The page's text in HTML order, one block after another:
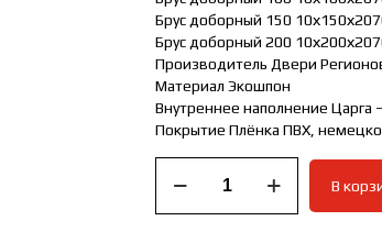
Брус доборный 150
Брус доборный 200
Производитель Двери
Материал Экошпон
Внутреннее наполнение
Покрытие Плёнка ПВХ,
товара
Дверь
В